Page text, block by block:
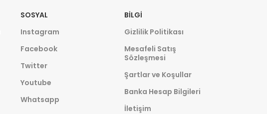
SOSYAL
Instagram
Facebook
Twitter
Youtube
Whatsapp
BILGI
Gizlilik Politikası
Mesafeli Satış
Sözleşmesi
Şartlar ve Koşullar
Banka Hesap Bilgileri
İletişim